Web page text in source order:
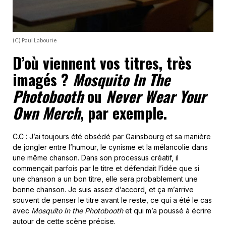
(C) Paul Labourie
D’où viennent vos titres, très
imagés ? Mosquito In The
PhotoboothouNever Wear Your
Own Merch, par exemple.
C.C : J’ai toujours été obsédé par Gainsbourg et sa manière
de jongler entre l’humour, le cynisme et la mélancolie dans
une même chanson. Dans son processus créatif, il
commençait parfois par le titre et défendait l’idée que si
une chanson a un bon titre, elle sera probablement une
bonne chanson. Je suis assez d’accord, et ça m’arrive
souvent de penser le titre avant le reste, ce qui a été le cas
avec Mosquito In the Photoboothet qui m’a poussé à écrire
autour de cette scène précise.